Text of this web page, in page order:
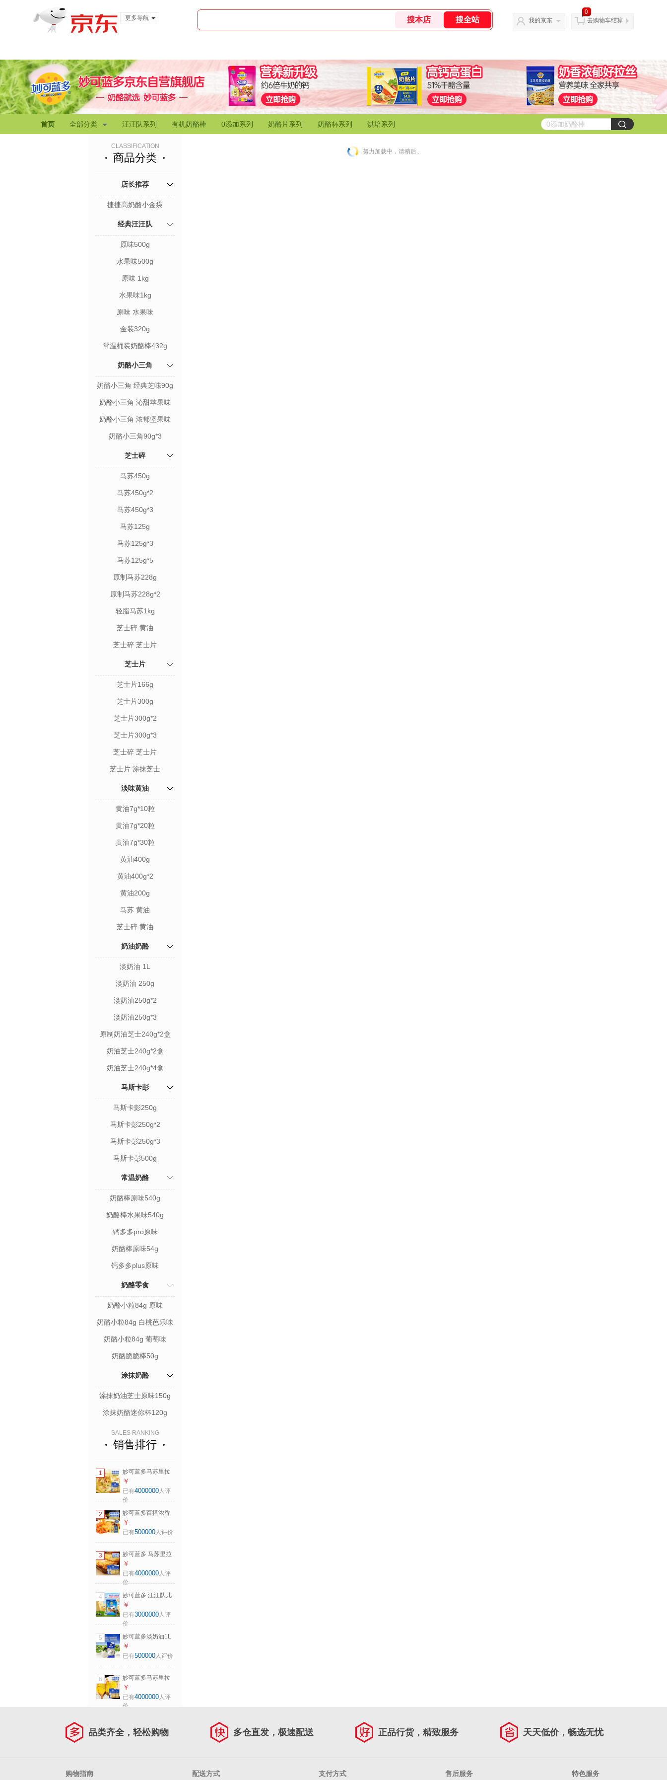
更多导航
我的京东
0
去购物车结算
首页 全部分类 汪汪队系列 有机奶酪棒 0添加系列 奶酪片系列 奶酪杯系列 烘培系列
CLASSIFICATION
商品分类
店长推荐
捷捷高奶酪小金袋
经典汪汪队
原味500g
水果味500g
原味 1kg
水果味1kg
原味 水果味
金装320g
常温桶装奶酪棒432g
奶酪小三角
奶酪小三角 经典芝味90g
奶酪小三角 沁甜苹果味
奶酪小三角 浓郁坚果味
奶酪小三角90g*3
芝士碎
马苏450g
马苏450g*2
马苏450g*3
马苏125g
马苏125g*3
马苏125g*5
原制马苏228g
原制马苏228g*2
轻脂马苏1kg
芝士碎 黄油
芝士碎 芝士片
芝士片
芝士片166g
芝士片300g
芝士片300g*2
芝士片300g*3
芝士碎 芝士片
芝士片 涂抹芝士
淡味黄油
黄油7g*10粒
黄油7g*20粒
黄油7g*30粒
黄油400g
黄油400g*2
黄油200g
马苏 黄油
芝士碎 黄油
奶油奶酪
淡奶油 1L
淡奶油 250g
淡奶油250g*2
淡奶油250g*3
原制奶油芝士240g*2盒
奶油芝士240g*2盒
奶油芝士240g*4盒
马斯卡彭
马斯卡彭250g
马斯卡彭250g*2
马斯卡彭250g*3
马斯卡彭500g
常温奶酪
奶酪棒原味540g
奶酪棒水果味540g
钙多多pro原味
奶酪棒原味54g
钙多多plus原味
奶酪零食
奶酪小粒84g 原味
奶酪小粒84g 白桃芭乐味
奶酪小粒84g 葡萄味
奶酪脆脆棒50g
涂抹奶酪
涂抹奶油芝士原味150g
涂抹奶酪迷你杯120g
SALES RANKING
销售排行
1
妙可蓝多马苏里拉
芝士碎450g 奶酪碎
焗饭披萨拉丝烘焙
原料
￥
已有4000000人评
价
2
妙可蓝多百搭浓香
芝士片75g/5片 常
温儿童奶酪 甄选奶
￥
已有500000人评价
3
妙可蓝多 马苏里拉
芝士碎450g*3 奶酪
碎 三明治焗饭披萨
烘焙原料
￥
已有4000000人评
价
4
妙可蓝多 汪汪队儿
童奶酪棒500g 原味
高钙0防腐剂健康营
养宝宝零食
￥
已有3000000人评
价
5
妙可蓝多淡奶油1L
动物稀奶油奶酪奶
茶DIY 蛋糕裱花西
￥
已有500000人评价
6
妙可蓝多马苏里拉
芝士碎450g*2 奶酪
碎 焗饭披萨拉丝烘
焙原料
￥
已有4000000人评
价
努力加载中，请稍后...
品类齐全，轻松购物 多仓直发，极速配送 正品行货，精致服务 天天低价，畅选无忧
购物指南 配送方式 支付方式 售后服务 特色服务